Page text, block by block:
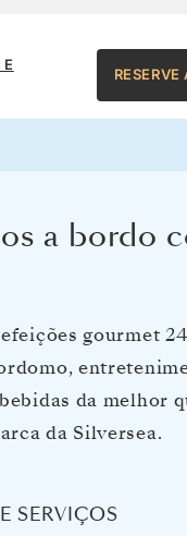
a bordo
gourmet
da melhor
da Silversea.
SERVIÇOS